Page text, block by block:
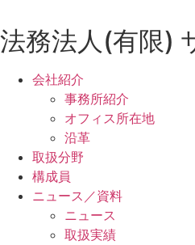
ン
テ
法務法人(有限)
会社紹介
事務所紹介
オフィス所在地
沿革
取扱分野
構成員
ニュース／資料
ニュース
取扱実績